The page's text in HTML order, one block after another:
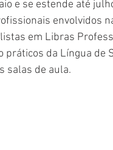
e se estende até
envolvidos
em Libras
práticos da Língua de
salas de aula.